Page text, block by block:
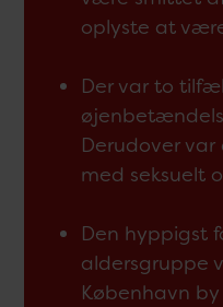
oplyste at
Der var to
Derudover
med seksuelt
Den hyppigst
aldersgruppe
København